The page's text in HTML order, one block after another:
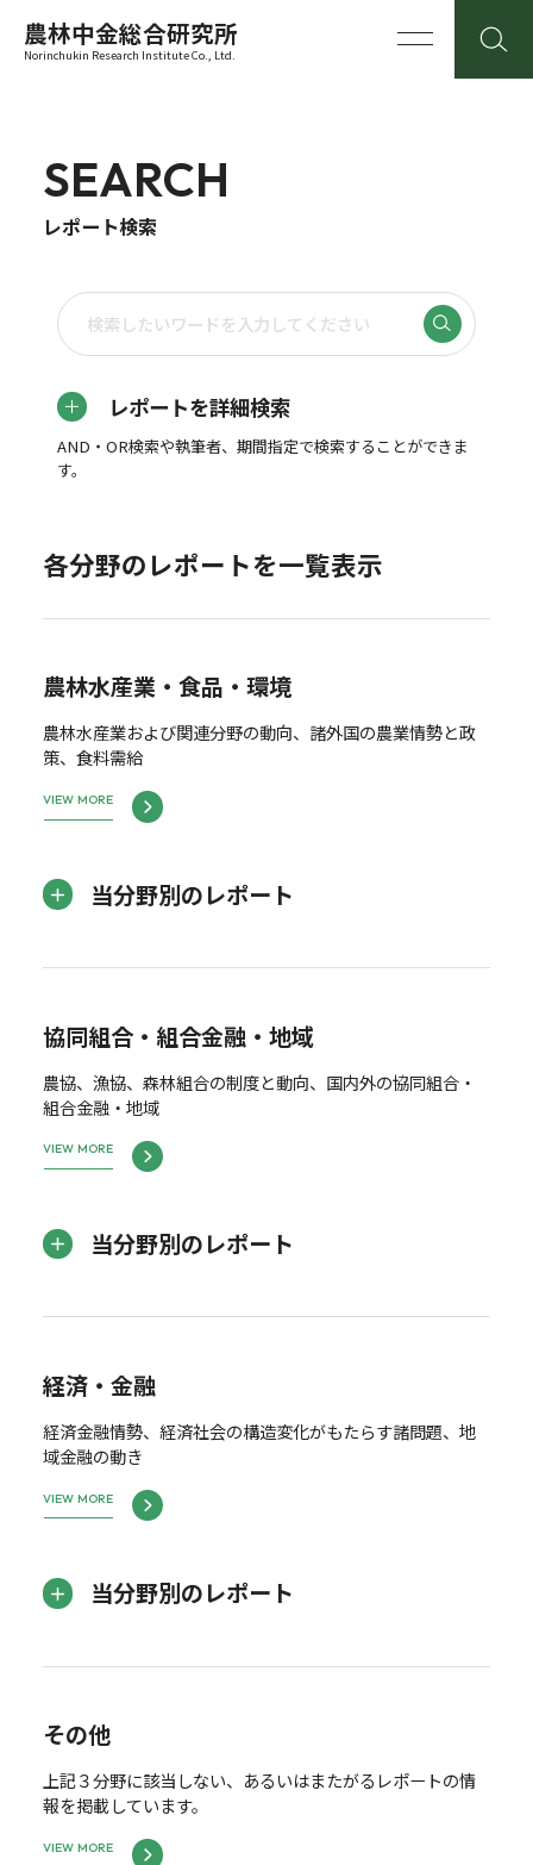
農林中金総合研究所
Norinchukin Research Institute Co., Ltd.
SEARCH
レポート検索
レポートを詳細検索
AND・OR検索や執筆者、期間指定で検索することができま
す。
各分野のレポートを一覧表示
農林水産業・食品・環境
農林水産業および関連分野の動向、諸外国の農業情勢と政
策、食料需給
VIEW MORE
当分野別のレポート
協同組合・組合金融・地域
農協、漁協、森林組合の制度と動向、国内外の協同組合・
組合金融・地域
VIEW MORE
当分野別のレポート
経済・金融
経済金融情勢、経済社会の構造変化がもたらす諸問題、地
域金融の動き
VIEW MORE
当分野別のレポート
その他
上記３分野に該当しない、あるいはまたがるレポートの情
報を掲載しています。
VIEW MORE